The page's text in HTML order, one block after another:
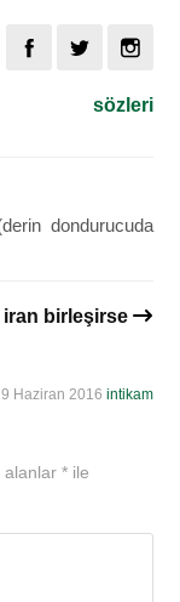
sözleri
dondurucuda
iran birleşirse
9 Haziran 2016 intikam
alanlar* ile